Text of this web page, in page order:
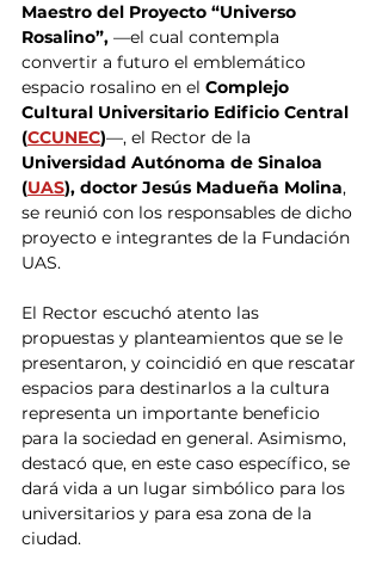
Maestro del Proyecto “Universo
Rosalino”, —el cual contempla
convertir a futuro el emblemático
espacio rosalino en el Complejo
Cultural Universitario Edificio Central
(CCUNEC)—, el Rector de la
Universidad Autónoma de Sinaloa
(UAS), doctor Jesús Madueña Molina,
se reunió con los responsables de dicho
proyecto e integrantes de la Fundación
UAS.
El Rector escuchó atento las
propuestas y planteamientos que se le
presentaron, y coincidió en que rescatar
espacios para destinarlos a la cultura
representa un importante beneficio
para la sociedad en general. Asimismo,
destacó que, en este caso específico, se
dará vida a un lugar simbólico para los
universitarios y para esa zona de la
ciudad.